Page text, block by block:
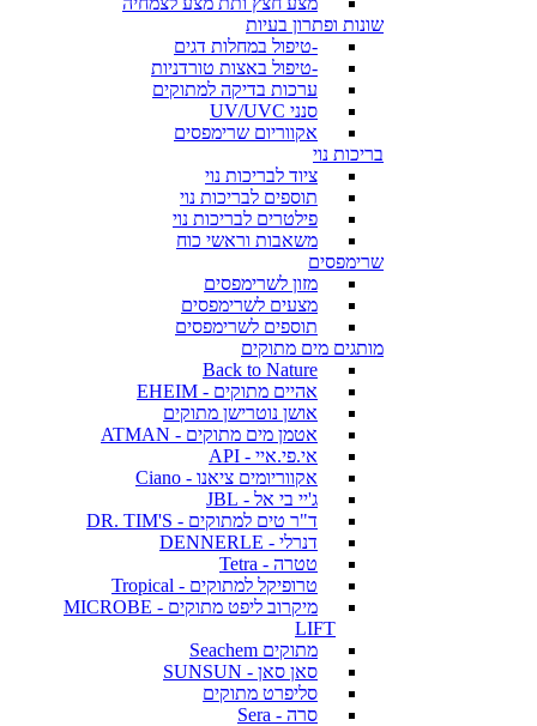
שונות ופתרון בעיות
-טיפול במחלות דגים
-טיפול באצות טורדניות
ערכות בדיקה למתוקים
סנני UV/UVC
אקווריום שרימפסים
בריכות נוי
ציוד לבריכות נוי
תוספים לבריכות נוי
פילטרים לבריכות נוי
משאבות וראשי כוח
שרימפסים
מזון לשרימפסים
מצעים לשרימפסים
תוספים לשרימפסים
מותגים מים מתוקים
Back to Nature
אהיים מתוקים - EHEIM
אושן נוטרישן מתוקים
אטמן מים מתוקים - ATMAN
אי.פי.איי - API
אקווריומים ציאנו - Ciano
ג'יי בי אל - JBL
ד"ר טים למתוקים - DR. TIM'S
דנרלי - DENNERLE
טטרה - Tetra
טרופיקל למתוקים - Tropical
מיקרוב ליפט מתוקים - MICROBE
LIFT
מתוקים Seachem
סאן סאן - SUNSUN
סליפרט מתוקים
סרה - Sera